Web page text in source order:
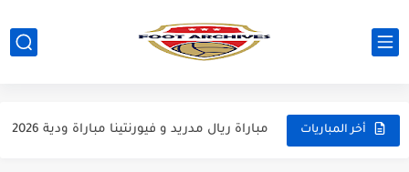
أخر المباريات
مباراة مانشستر يونايتد و اتلتيكو مدريد مباراة ودية 2026
مباراة ريال مدريد و فيورنتينا مباراة ودية 2026